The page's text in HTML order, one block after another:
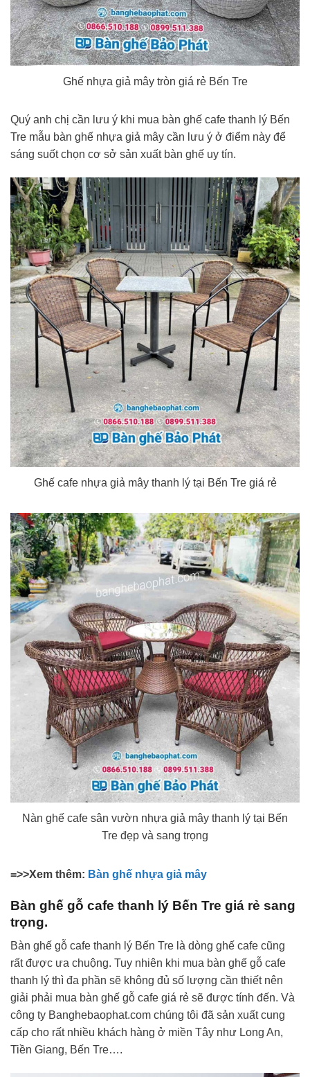
Ghế nhựa giả mây tròn giá rẻ Bến Tre
Quý anh chị cần lưu ý khi mua bàn ghế cafe thanh lý Bến
Tre mẫu bàn ghế nhựa giả mây cần lưu ý ở điểm này để
sáng suốt chọn cơ sở sản xuất bàn ghế uy tín.
Ghế cafe nhựa giả mây thanh lý tại Bến Tre giá rẻ
Nàn ghế cafe sân vườn nhựa giả mây thanh lý tại Bến
Tre đẹp và sang trọng
=>>Xem thêm: Bàn ghế nhựa giả mây
Bàn ghế gỗ cafe thanh lý Bến Tre giá rẻ sang
trọng.
Bàn ghế gỗ cafe thanh lý Bến Tre là dòng ghế cafe cũng
rất được ưa chuộng. Tuy nhiên khi mua bàn ghế gỗ cafe
thanh lý thì đa phần sẽ không đủ số lượng cần thiết nên
giải phải mua bàn ghế gỗ cafe giá rẻ sẽ được tính đến. Và
công ty Banghebaophat.com chúng tôi đã sản xuất cung
cấp cho rất nhiều khách hàng ở miền Tây như Long An,
Tiền Giang, Bến Tre….